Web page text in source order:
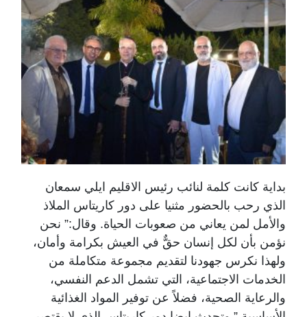
بداية كانت كلمة لنائب رئيس الاقليم ايلي سمعان
الذي رحب بالحضور مثنيا على دور كاريتاس الملاذ
والأمل لمن يعاني من صعوبات الحياة. وقال:” نحن
نؤمن بأن لكل إنسان حقٌّ في العيش بكرامة وأمان،
ولهذا نكرس جهودنا لتقديم مجموعة متكاملة من
الخدمات الاجتماعية، التي تشمل الدعم النفسي،
والرعاية الصحية، فضلاً عن توفير المواد الغذائية